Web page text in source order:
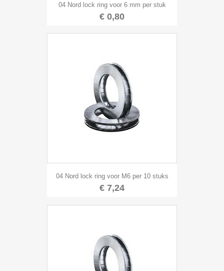
04 Nord lock ring voor 6 mm per stuk
€ 0,80
04 Nord lock ring voor M6 per 10 stuks
€ 7,24